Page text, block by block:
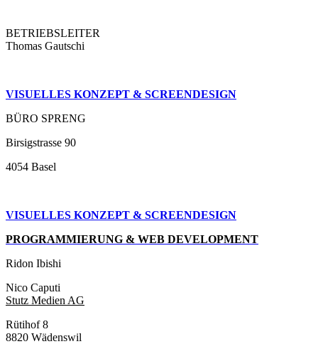
BETRIEBSLEITER
Thomas Gautschi
VISUELLES KONZEPT & SCREENDESIGN
BÜRO SPRENG
Birsigstrasse 90
4054 Basel
VISUELLES KONZEPT & SCREENDESIGN
PROGRAMMIERUNG & WEB DEVELOPMENT
Ridon Ibishi
Nico Caputi
Stutz Medien AG
Rütihof 8
8820 Wädenswil